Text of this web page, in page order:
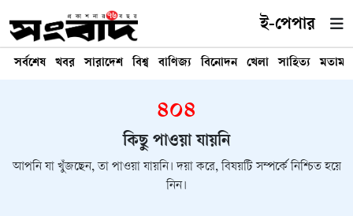
ই-পেপার
সর্বশেষ খবর সারাদেশ বিশ্ব বাণিজ্য বিনোদন খেলা সাহিত্য মতামত
৪০৪
কিছু পাওয়া যায়নি
আপনি যা খুঁজছেন, তা পাওয়া যায়নি। দয়া করে, বিষয়টি সম্পর্কে নিশ্চিত হয়ে
নিন।